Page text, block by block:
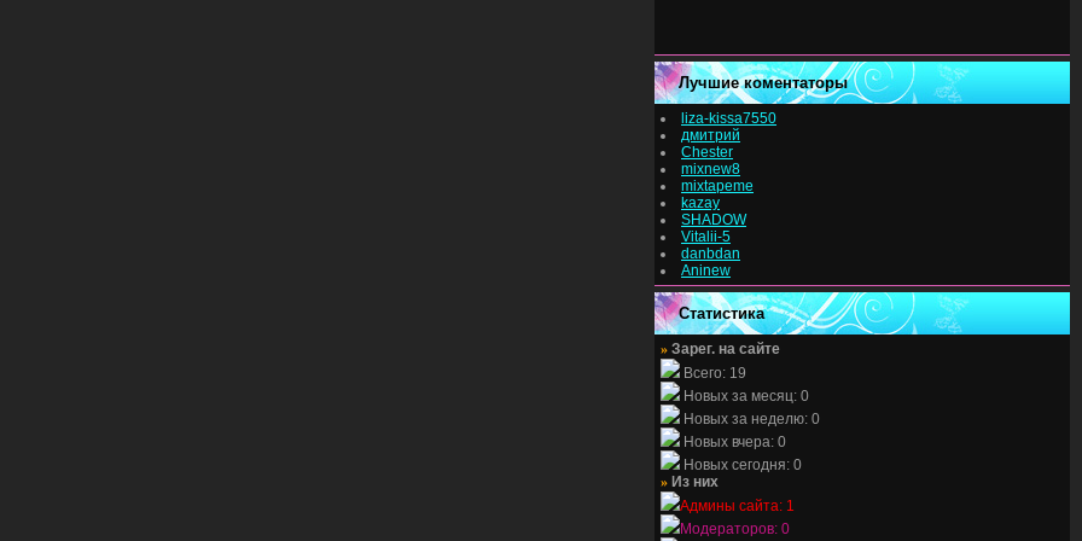
Лучшие коментаторы
liza-kissa7550
дмитрий
Chester
mixnew8
mixtapeme
kazay
SHADOW
Vitalii-5
danbdan
Aninew
Статистика
» Зарег. на сайте
Всего: 19
Новых за месяц: 0
Новых за неделю: 0
Новых вчера: 0
Новых сегодня: 0
» Из них
Админы сайта: 1
Модераторов: 0